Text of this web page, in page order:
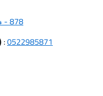
- 878
:0522985871